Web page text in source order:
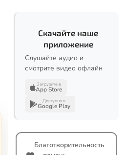
Скачайте наше
приложение
Слушайте аудио и
смотрите видео офлайн
Загрузите в
App Store
Доступно в
Google Play
Благотворительность